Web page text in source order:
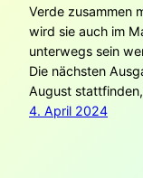
Verde zusammen
wird sie auch im
unterwegs sein
Die nächsten
August
4. April 2024